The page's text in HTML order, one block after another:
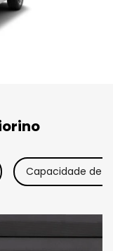
Capacidade de